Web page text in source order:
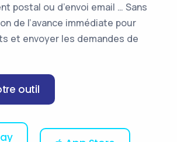
postal ou d’envoi email … Sans
de l’avance immédiate pour
et envoyer les demandes de
outil